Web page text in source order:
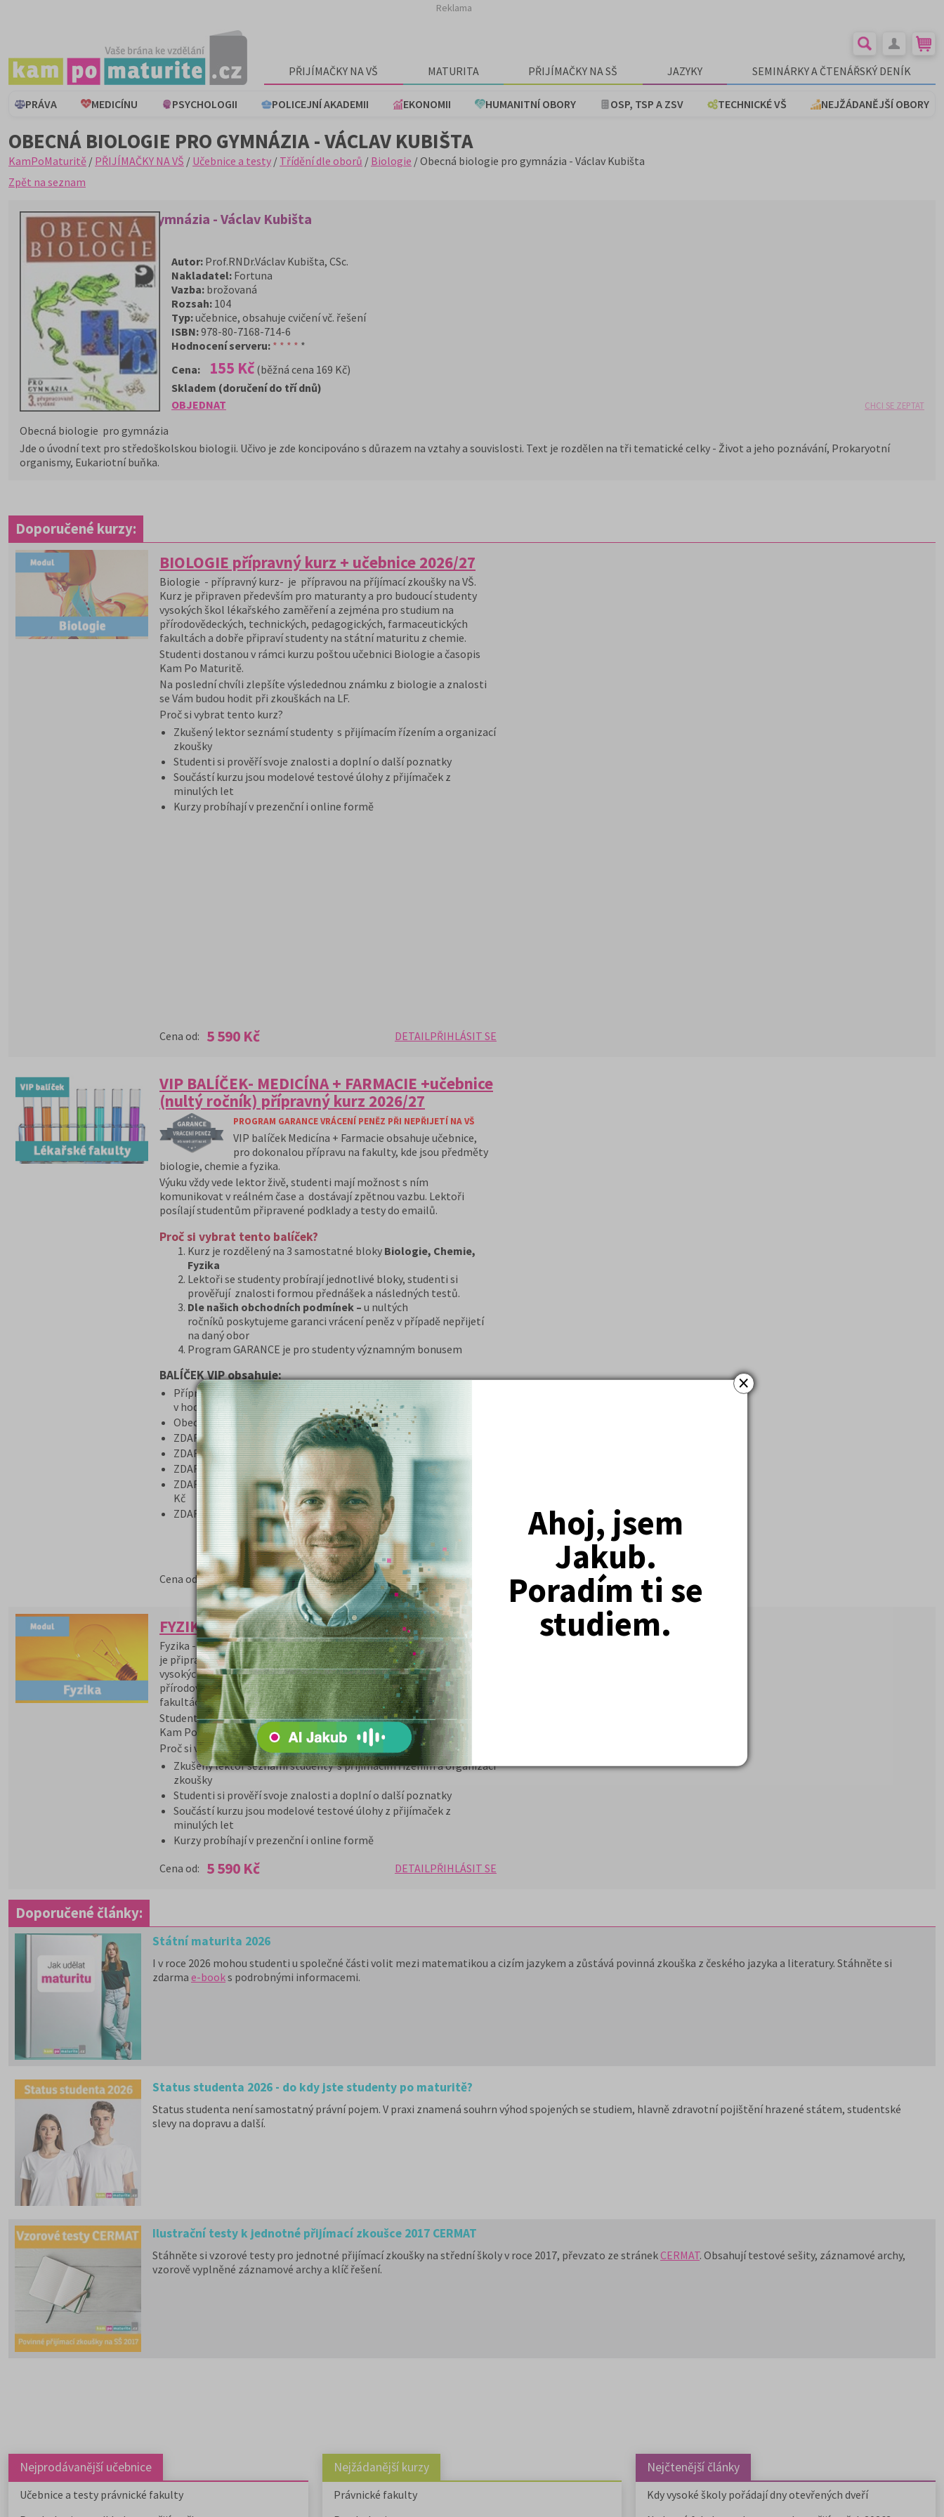
×
Ahoj, jsem
Jakub.
Poradím ti se
studiem.
Reklama
PŘIJÍMAČKY NA VŠ MATURITA PŘIJÍMAČKY NA SŠ JAZYKY SEMINÁRKY A ČTENÁŘSKÝ DENÍK
PRÁVA MEDICÍNU PSYCHOLOGII POLICEJNÍ AKADEMII EKONOMII HUMANITNÍ OBORY OSP, TSP A ZSV TECHNICKÉ VŠ NEJŽÁDANĚJŠÍ OBORY
OBECNÁ BIOLOGIE PRO GYMNÁZIA - VÁCLAV KUBIŠTA
KamPoMaturitě / PŘIJÍMAČKY NA VŠ / Učebnice a testy / Třídění dle oborů / Biologie / Obecná biologie pro gymnázia - Václav Kubišta
Zpět na seznam
Obecná biologie pro gymnázia - Václav Kubišta
Autor: Prof.RNDr.Václav Kubišta, CSc.
Nakladatel: Fortuna
Vazba: brožovaná
Rozsah: 104
Typ:učebnice, obsahuje cvičení vč. řešení
ISBN:978-80-7168-714-6
Hodnocení serveru: * * * * *
Obecná biologie pro gymnázia
Jde o úvodní text pro středoškolskou biologii. Učivo je zde koncipováno s důrazem na vztahy a souvislosti. Text je rozdělen na tři tematické celky - Život a jeho poznávání, Prokaryotní
organismy, Eukariotní buňka.
Cena: 155 Kč (běžná cena 169 Kč)
OBJEDNAT CHCI SE ZEPTAT
Skladem (doručení do tří dnů)
Doporučené kurzy:
BIOLOGIE přípravný kurz + učebnice 2026/27
Biologie - přípravný kurz- je přípravou na příjímací zkoušky na VŠ.
Kurz je připraven především pro maturanty a pro budoucí studenty
vysokých škol lékařského zaměření a zejména pro studium na
přírodovědeckých, technických, pedagogických, farmaceutických
fakultách a dobře připraví studenty na státní maturitu z chemie.
Studenti dostanou v rámci kurzu poštou učebnici Biologie a časopis
Kam Po Maturitě.
Na poslední chvíli zlepšíte výsledednou známku z biologie a znalosti
se Vám budou hodit při zkouškách na LF.
Proč si vybrat tento kurz?
Zkušený lektor seznámí studenty s přijímacím řízením a organizací
zkoušky
Studenti si prověří svoje znalosti a doplní o další poznatky
Součástí kurzu jsou modelové testové úlohy z přijímaček z
minulých let
Kurzy probíhají v prezenční i online formě
Cena od: 5 590 Kč DETAILPŘIHLÁSIT SE
VIP BALÍČEK- MEDICÍNA + FARMACIE +učebnice
(nultý ročník) přípravný kurz 2026/27
PROGRAM GARANCE VRÁCENÍ PENĚZ PŘI NEPŘIJETÍ NA VŠ
VIP balíček Medicína + Farmacie obsahuje učebnice,
pro dokonalou přípravu na fakulty, kde jsou předměty
biologie, chemie a fyzika.
Výuku vždy vede lektor živě, studenti mají možnost s ním
komunikovat v reálném čase a dostávají zpětnou vazbu. Lektoři
posílají studentům připravené podklady a testy do emailů.
Proč si vybrat tento balíček?
Kurz je rozdělený na 3 samostatné bloky Biologie, Chemie,
Fyzika
Lektoři se studenty probírají jednotlivé bloky, studenti si
prověřují znalosti formou přednášek a následných testů.
Dle našich obchodních podmínek – u nultých
ročníků poskytujeme garanci vrácení peněz v případě nepřijetí
na daný obor
Program GARANCE je pro studenty významným bonusem
BALÍČEK VIP obsahuje:
Přípravný kurz + učebnice (nultý ročník) na lékařské fakulty
v hodnotě 10360,- Kč
Obecná biologie 558 řešených otázek za bonusovou cenu 200,- Kč
ZDARMA Časopisy Kam Po Maturitě
ZDARMA poštovné za zaslání knih z balíčku, v hodnotě 150 Kč
ZDARMA e-book „Dostanu se na medicínu"
ZDARMA program Garance v případě nepřijetí na VŠ v hodnotě 500,-
Kč
ZDARMA videonávod „Jak se dostat na medicínu"
Cena od: 10 560 Kč DETAILPŘIHLÁSIT SE
FYZIKA - přípravný kurz + učebnice 2027
Fyzika - přípravný kurz- je přípravou na příjímací zkoušky na VŠ. Kurz
je připraven především pro maturanty a pro budoucí studenty
vysokých škol lékařského zaměření a zejména pro studium na
přírodovědeckých, technických, pedagogických, farmaceutických
fakultách a dobře připraví studenty na státní maturitu z fyziky.
Studenti dostanou v rámci kurzu poštou učebnici Fyzika a časopis
Kam Po Maturitě.
Proč si vybrat tento kurz?
Zkušený lektor seznámí studenty s přijímacím řízením a organizací
zkoušky
Studenti si prověří svoje znalosti a doplní o další poznatky
Součástí kurzu jsou modelové testové úlohy z přijímaček z
minulých let
Kurzy probíhají v prezenční i online formě
Cena od: 5 590 Kč DETAILPŘIHLÁSIT SE
Doporučené články:
Státní maturita 2026
I v roce 2026 mohou studenti u společné části volit mezi matematikou a cizím jazykem a zůstává povinná zkouška z českého jazyka a literatury. Stáhněte si
zdarma e-books podrobnými informacemi.
Status studenta 2026 - do kdy jste studenty po maturitě?
Status studenta není samostatný právní pojem. V praxi znamená souhrn výhod spojených se studiem, hlavně zdravotní pojištění hrazené státem, studentské
slevy na dopravu a další.
Ilustrační testy k jednotné přijímací zkoušce 2017 CERMAT
Stáhněte si vzorové testy pro jednotné přijímací zkoušky na střední školy v roce 2017, převzato ze stránekCERMAT. Obsahují testové sešity, záznamové archy,
vzorově vyplněné záznamové archy a klíč řešení.
Nejprodávanější učebnice
Učebnice a testy právnické fakulty
Nejžádanější kurzy
Právnické fakulty
Nejčtenější články
Kdy vysoké školy pořádají dny otevřených dveří